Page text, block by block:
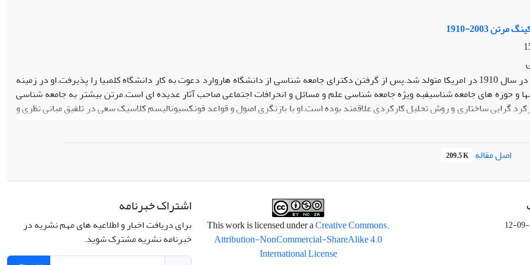
2003-1910
مرتن در سال 1910 در امریکا متولد شد.پس از گرفتن دکترای جامعه شناسی از دانشگاه هاروارد دعوت به کار دانشگاه کلمبیا را پذیرفت.او در زمینه
و حوزه های جامعه شناسیفبه ویژه جامعه شناسی علم و مسائل و انحرافات اجتماعی صاحب آثار عدیده ای است.مرتن بیشتر به جامعه شناسی
گرایی ساختاری و روش تحلیل کارکردی علاقمند بوده است.او با بازنگری اصول و قواعد فونکسیونالیسم کلاسیک سعی در تلفیق مبانی نظری و
نظریه حد متوسط معرفی نمونه هایی از این نوع نظریه در نزد کسانی چون دورکیم و وبر،تلاش در ارایه نظریه های حد متوسط در حوزه جامعه
اجتماعی و پیوند جامعه شناسی با مسائل روز نقش عمده ای در توسعه جامعه شناسی ایفا کرده است.مرتن پس از سالها پژوهش آموزش و
دکترای افتخاری از 20 دانشگاه و مرکز علمی معتبر در جهان در سال 2003 در 93 سالگی درگذشت.
اصل مقاله 209.5 K
.This work is licensed under a
Creative Commons
Attribution-NonCommercial-ShareAlike 4.0
International License
اشتراک خبرنامه
برای دریافت اخبار و اطلاعیه های مهم نشریه در
خبرنامه نشریه مشترک شوید.